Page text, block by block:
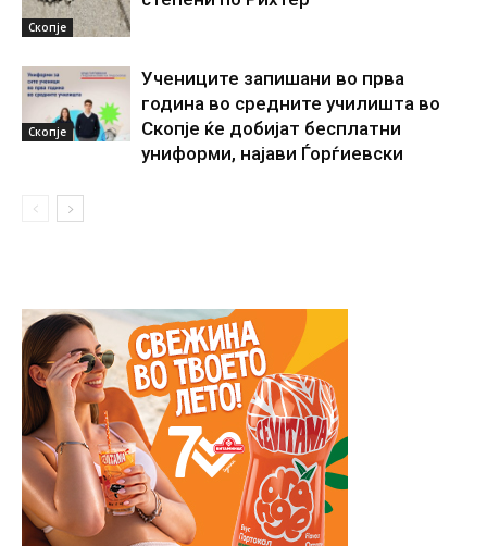
Скопје
Скопје
Учениците запишани во прва
година во средните училишта во
Скопје ќе добијат бесплатни
униформи, најави Ѓорѓиевски